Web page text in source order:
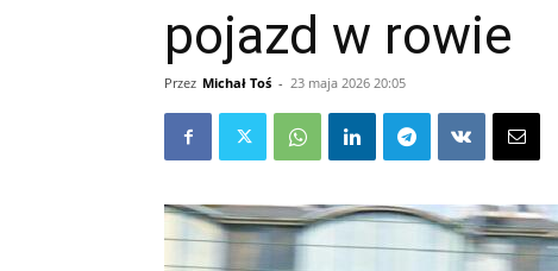
pojazd w rowie
Przez Michał Toś - 23 maja 2026 20:05